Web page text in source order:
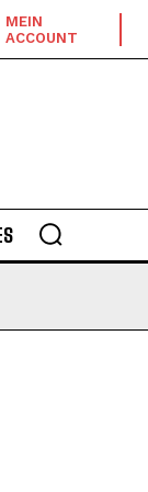
MEIN
ACCOUNT